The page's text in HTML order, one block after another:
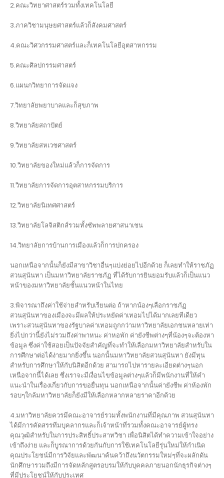
2.คณะวิทยาศาสตร์รวมทั้งเทคโนโลยี
3.ภาควิชามนุษยศาสตร์แล้วก็สังคมศาสตร์
4.คณะวิศวกรรมศาสตร์และก็เทคโนโลยีอุตสาหกรรม
5.คณะศิลปกรรมศาสตร์
6.แผนกวิทยาการจัดแจง
7.วิทยาลัยพยาบาลและก็สุขภาพ
8.วิทยาลัยสถาปัตย์
9.วิทยาลัยสหเวชศาสตร์
10.วิทยาลัยของใหม่แล้วก็การจัดการ
11.วิทยาลัยการจัดการอุตสาหกรรมบริการ
12.วิทยาลัยนิเทศศาสตร์
13.วิทยาลัยโลจิสติกส์รวมทั้งซัพพลายศาสนาเชน
14.วิทยาลัยการบ้านการเมืองแล้วก็การปกครอง
นอกเหนือจากนั้นก็ยังมีสาขาวิชาอื่นๆแบ่งย่อยไปอีกด้วย ก็เลยทำให้ราชภัฏ
สวนสุนันทา เป็นมหาวิทยาลัยราชภัฏ ที่ได้รับการยินยอมรับแล้วก็เป็นแนว
หน้าของมหาวิทยาลัยชั้นแนวหน้าในไทย
3.พิจารณาถึงค่าใช้จ่ายสำหรับเรียนต่อ ถ้าหากน้องๆเลือกราชภัฏ
สวนสุนันทาของเมืองจะมีผลให้ประหยัดค่าเทอมไปได้มากเลยทีเดียว
เพราะสวนสุนันทาของรัฐบาลค่าเทอมถูกกว่ามหาวิทยาลัยเอกชนหลายเท่า
ยิ่งไปกว่านี้ยังไม่รวมถึงค่าพาหนะ ค่าหอพัก ค่ายังชีพต่างๆที่น้องๆจะต้องหา
ข้อมูล ซึ่งค่าใช้สอยเป็นปัจจัยสำคัญที่จะทำให้เลือกมหาวิทยาลัยสำหรับใน
การศึกษาต่อได้ง่ายมากยิ่งขึ้น นอกนั้นมหาวิทยาลัยสวนสุนันทา ยังมีทุน
สำหรับการศึกษาให้กับนิสิตอีกด้วย สามารถไปหารายละเอียดต่างๆนอก
เหนือจากนี้ได้เลย ซึ่งเราจะมีเงื่อนไขข้อมูลต่างๆแล้วก็มีพนักงานที่ให้คำ
แนะนำในเรื่องเกี่ยวกับการขอยื่นทุน นอกเหนือจากนั้นค่ายังชีพ ค่าห้องพัก
รอบๆใกล้มหาวิทยาลัยก็ยังมีให้เลือกหลากหลายราคาอีกด้วย
4.มหาวิทยาลัยควรมีคณะอาจารย์รวมทั้งพนักงานที่มีคุณภาพ สวนสุนันทา
ได้มีการคัดสรรทีมบุคลากรและก็เจ้าหน้าที่รวมทั้งคณะอาจารย์ผู้ทรง
คุณวุฒิสำหรับในการประสิทธิ์ประสาทวิชา เพื่อนิสิตได้ทำความเข้าใจอย่าง
เข้าถึงง่าย และก็บูรณาการด้วยกันกับการใช้เทคโนโลยีรุ่นใหม่ให้กำเนิด
คุณประโยชน์มีการวิจัยและพัฒนาค้นคว้าถึงนวัตกรรมใหม่ๆที่จะผลักดัน
นักศึกษารวมถึงมีการจัดหลักสูตรอบรมให้กับบุคคลภายนอกนักธุรกิจต่างๆ
ที่มีประโยชน์ให้กับประเทศ